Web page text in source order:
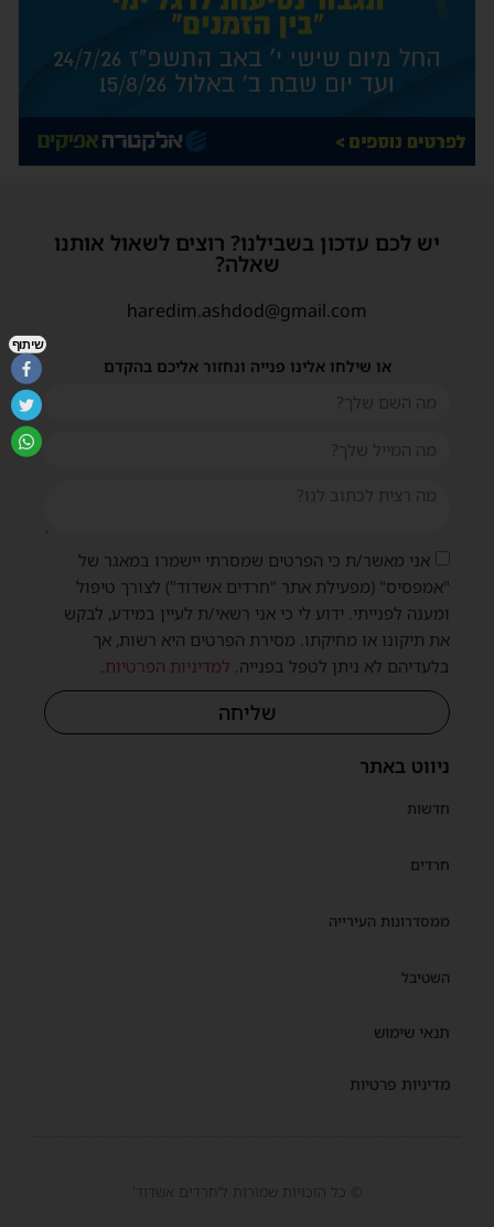
ניווט באתר
חדשות
חרדים
ממסדרונות העירייה
השטיבל
תנאי שימוש
מדיניות פרטיות
יש לכם עדכון בשבילנו? רוצים לשאול אותנו
שאלה?
haredim.ashdod@gmail.com
או שילחו אלינו פנייה ונחזור אליכם בהקדם
אני מאשר/ת כי הפרטים שמסרתי יישמרו במאגר של
"אמפסיס" (מפעילת אתר "חרדים אשדוד") לצורך טיפול
ומענה לפנייתי. ידוע לי כי אני רשאי/ת לעיין במידע, לבקש
את תיקונו או מחיקתו. מסירת הפרטים היא רשות, אך
בלעדיהם לא ניתן לטפל בפנייה. למדיניות הפרטיות
שליחה
© כל הזכויות שמורות ל'חרדים אשדוד'
שיתוף